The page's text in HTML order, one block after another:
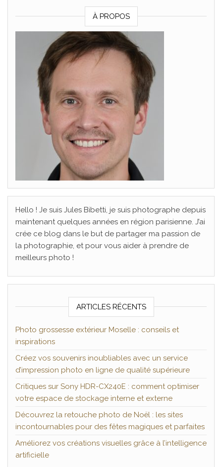
À PROPOS
Hello ! Je suis Jules Bibetti, je suis photographe depuis
maintenant quelques années en région parisienne. J’ai
crée ce blog dans le but de partager ma passion de
la photographie, et pour vous aider à prendre de
meilleurs photo !
ARTICLES RÉCENTS
Photo grossesse extérieur Moselle : conseils et
inspirations
Créez vos souvenirs inoubliables avec un service
d’impression photo en ligne de qualité supérieure
Critiques sur Sony HDR-CX240E : comment optimiser
votre espace de stockage interne et externe
Découvrez la retouche photo de Noël : les sites
incontournables pour des fêtes magiques et parfaites
Améliorez vos créations visuelles grâce à l’intelligence
artificielle